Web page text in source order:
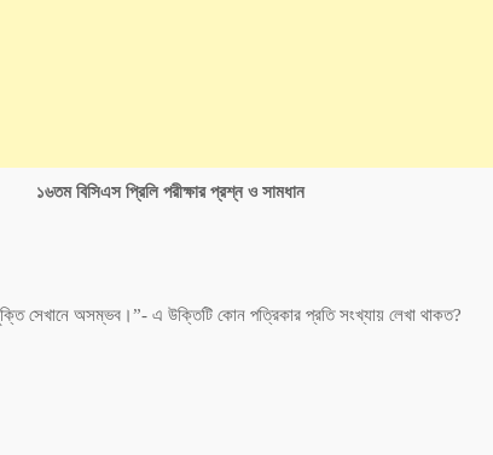
১৬তম বিসিএস প্রিলি পরীক্ষার প্রশ্ন ও সামধান
সেখানে অসম্ভব।”- এ উক্তিটি কোন পত্রিকার প্রতি সংখ্যায় লেখা থাকত?